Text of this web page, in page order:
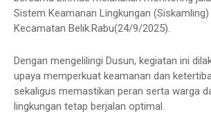
Sistem Keamanan Lingkungan (Siskamling)
Kecamatan Belik.Rabu(24/9/2025).
Dengan mengelilingi Dusun, kegiatan ini
upaya memperkuat keamanan dan
sekaligus memastikan peran serta warga
lingkungan tetap berjalan optimal.